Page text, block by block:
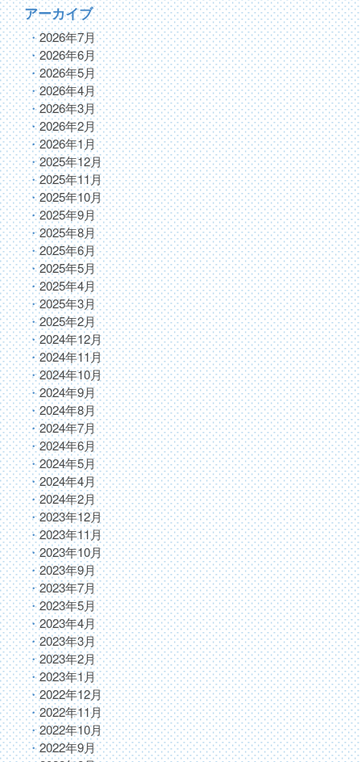
アーカイブ
2026年7月
2026年6月
2026年5月
2026年4月
2026年3月
2026年2月
2026年1月
2025年12月
2025年11月
2025年10月
2025年9月
2025年8月
2025年6月
2025年5月
2025年4月
2025年3月
2025年2月
2024年12月
2024年11月
2024年10月
2024年9月
2024年8月
2024年7月
2024年6月
2024年5月
2024年4月
2024年2月
2023年12月
2023年11月
2023年10月
2023年9月
2023年7月
2023年5月
2023年4月
2023年3月
2023年2月
2023年1月
2022年12月
2022年11月
2022年10月
2022年9月